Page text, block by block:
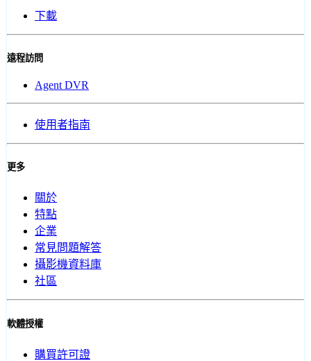
下載
遠程訪問
Agent DVR
使用者指南
更多
關於
特點
企業
常見問題解答
攝影機資料庫
社區
軟體授權
購買許可證